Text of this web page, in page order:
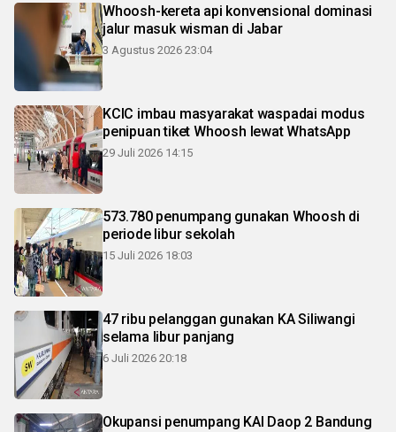
Whoosh-kereta api konvensional dominasi
jalur masuk wisman di Jabar
3 Agustus 2026 23:04
KCIC imbau masyarakat waspadai modus
penipuan tiket Whoosh lewat WhatsApp
29 Juli 2026 14:15
573.780 penumpang gunakan Whoosh di
periode libur sekolah
15 Juli 2026 18:03
47 ribu pelanggan gunakan KA Siliwangi
selama libur panjang
6 Juli 2026 20:18
Okupansi penumpang KAI Daop 2 Bandung